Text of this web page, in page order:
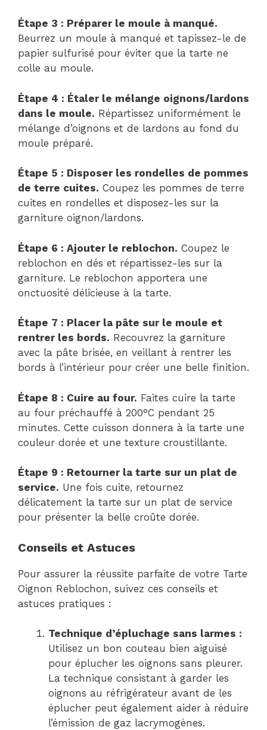
Étape 3 : Préparer le moule à manqué.
Beurrez un moule à manqué et tapissez-le de
papier sulfurisé pour éviter que la tarte ne
colle au moule.
Étape 4 : Étaler le mélange oignons/lardons
dans le moule. Répartissez uniformément le
mélange d’oignons et de lardons au fond du
moule préparé.
Étape 5 : Disposer les rondelles de pommes
de terre cuites. Coupez les pommes de terre
cuites en rondelles et disposez-les sur la
garniture oignon/lardons.
Étape 6 : Ajouter le reblochon. Coupez le
reblochon en dés et répartissez-les sur la
garniture. Le reblochon apportera une
onctuosité délicieuse à la tarte.
Étape 7 : Placer la pâte sur le moule et
rentrer les bords. Recouvrez la garniture
avec la pâte brisée, en veillant à rentrer les
bords à l’intérieur pour créer une belle finition.
Étape 8 : Cuire au four. Faites cuire la tarte
au four préchauffé à 200°C pendant 25
minutes. Cette cuisson donnera à la tarte une
couleur dorée et une texture croustillante.
Étape 9 : Retourner la tarte sur un plat de
service. Une fois cuite, retournez
délicatement la tarte sur un plat de service
pour présenter la belle croûte dorée.
Conseils et Astuces
Pour assurer la réussite parfaite de votre Tarte
Oignon Reblochon, suivez ces conseils et
astuces pratiques :
Technique d’épluchage sans larmes :
Utilisez un bon couteau bien aiguisé
pour éplucher les oignons sans pleurer.
La technique consistant à garder les
oignons au réfrigérateur avant de les
éplucher peut également aider à réduire
l’émission de gaz lacrymogènes.